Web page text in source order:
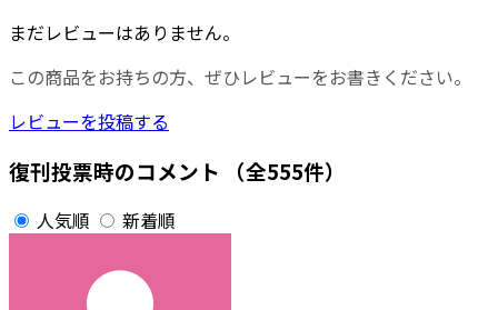
まだレビューはありません。
この商品をお持ちの方、ぜひレビューをお書きください。
レビューを投稿する
復刊投票時のコメント （全555件）
人気順 新着順